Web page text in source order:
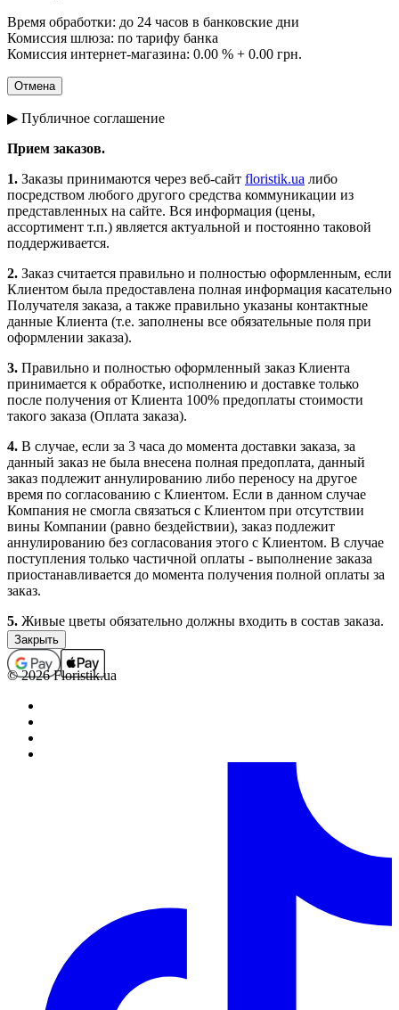
Время обработки: до 24 часов в банковские дни
Комиссия шлюза: по тарифу банка
Комиссия интернет-магазина: 0.00 % + 0.00 грн.
▶ Публичное соглашение
Прием заказов.
1. Заказы принимаются через веб-сайт floristik.ua либо
посредством любого другого средства коммуникации из
представленных на сайте. Вся информация (цены,
ассортимент т.п.) является актуальной и постоянно таковой
поддерживается.
2. Заказ считается правильно и полностью оформленным, если
Клиентом была предоставлена полная информация касательно
Получателя заказа, а также правильно указаны контактные
данные Клиента (т.е. заполнены все обязательные поля при
оформлении заказа).
3. Правильно и полностью оформленный заказ Клиента
принимается к обработке, исполнению и доставке только
после получения от Клиента 100% предоплаты стоимости
такого заказа (Оплата заказа).
4. В случае, если за 3 часа до момента доставки заказа, за
данный заказ не была внесена полная предоплата, данный
заказ подлежит аннулированию либо переносу на другое
время по согласованию с Клиентом. Если в данном случае
Компания не смогла связаться с Клиентом при отсутствии
вины Компании (равно бездействии), заказ подлежит
аннулированию без согласования этого с Клиентом. В случае
поступления только частичной оплаты - выполнение заказа
приостанавливается до момента получения полной оплаты за
заказ.
5. Живые цветы обязательно должны входить в состав заказа.
Заказы, которые не содержат в своем составе цветочной
продукции (срезанные живые и комнатные цветы), не
принимаются, а ошибочно принятые подлежат
аннулированию (с возвратом средств, если заказ был оплачен).
В отдельных случаях выполнение заказов, которые не
содержат в своем составе цветочной продукции, возможно
только по предварительному согласованию с менеджером.
Полностью оформленным и принятым к выполнению,
или выполнения находится заказ в данный момент времени.
Статусы заказов изменяются круглосуточно в
автоматическом режиме. В связи с большой нагрузкой,
статусы заказов на 14 февраля, 8 марта, 12 мая, новый год
изменяются в течение 48 часов с момента установленной даты
его исполнения.
© 2026 Floristik.ua